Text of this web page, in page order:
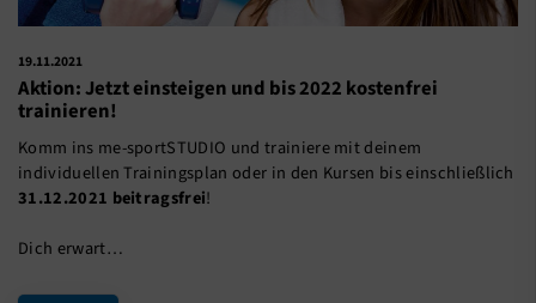
19.11.2021
Aktion: Jetzt einsteigen und bis 2022 kostenfrei
trainieren!
Komm ins me-sportSTUDIO und trainiere mit deinem
individuellen Trainingsplan oder in den Kursen bis einschließlich
31.12.2021 beitragsfrei!
Dich erwart…